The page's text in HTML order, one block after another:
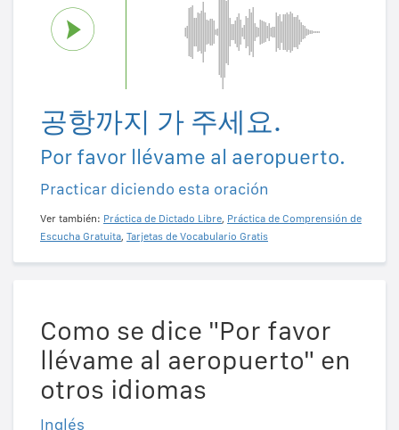
공항까지 가 주세요.
Por favor llévame al aeropuerto.
Practicar diciendo esta oración
Ver también: Práctica de Dictado Libre, Práctica de Comprensión de
Escucha Gratuita, Tarjetas de Vocabulario Gratis
Como se dice "Por favor
llévame al aeropuerto" en
otros idiomas
Inglés